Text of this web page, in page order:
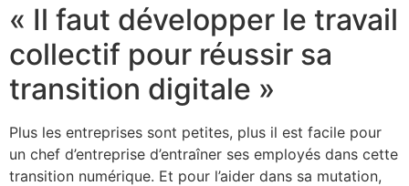
« Il faut développer le travail
collectif pour réussir sa
transition digitale »
Plus les entreprises sont petites, plus il est facile pour
un chef d’entreprise d’entraîner ses employés dans cette
transition numérique. Et pour l’aider dans sa mutation,